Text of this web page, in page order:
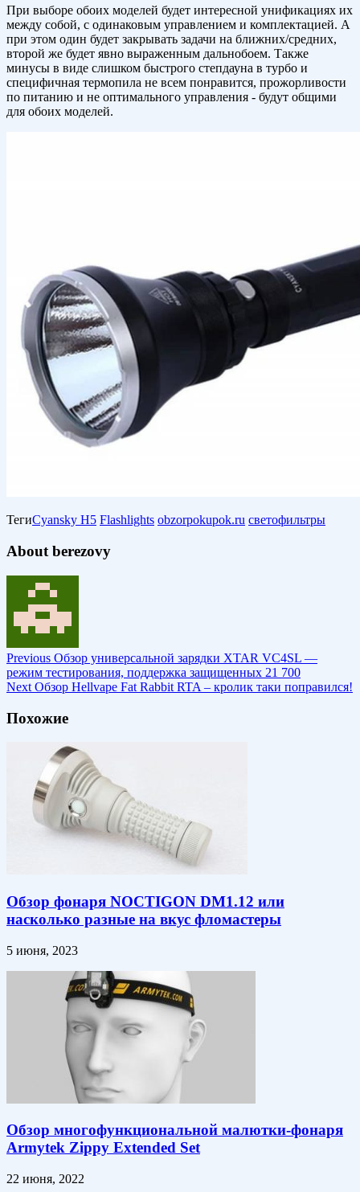
При выборе обоих моделей будет интересной унификациях их
между собой, с одинаковым управлением и комплектацией. А
при этом один будет закрывать задачи на ближних/средних,
второй же будет явно выраженным дальнобоем. Также
минусы в виде слишком быстрого степдауна в турбо и
специфичная термопила не всем понравится, прожорливости
по питанию и не оптимального управления - будут общими
для обоих моделей.
ТегиCyansky H5 Flashlights obzorpokupok.ru светофильтры
About berezovy
Previous Обзор универсальной зарядки XTAR VC4SL —
режим тестирования, поддержка защищенных 21 700
Next Обзор Hellvape Fat Rabbit RTA – кролик таки поправился!
Похожие
Обзор фонаря NOCTIGON DM1.12 или
насколько разные на вкус фломастеры
5 июня, 2023
Обзор многофункциональной малютки-фонаря
Armytek Zippy Extended Set
22 июня, 2022